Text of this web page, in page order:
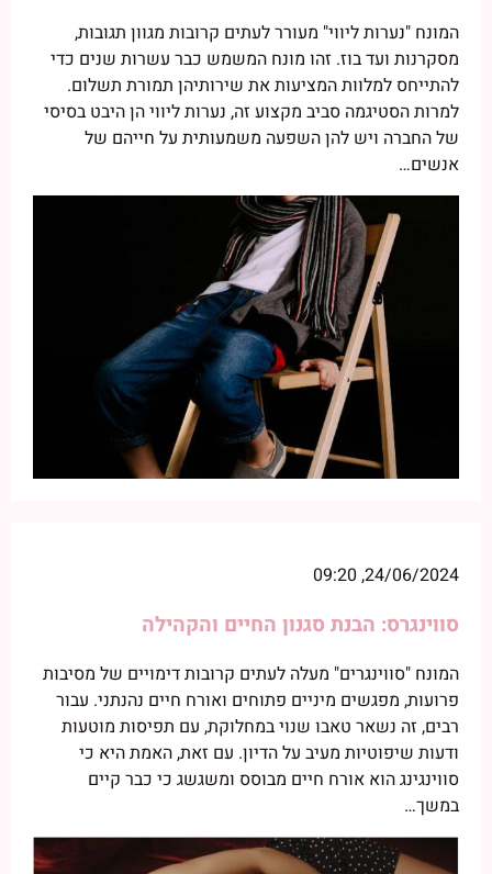
המונח "נערות ליווי" מעורר לעתים קרובות מגוון תגובות,
מסקרנות ועד בוז. זהו מונח המשמש כבר עשרות שנים כדי
להתייחס למלוות המציעות את שירותיהן תמורת תשלום.
למרות הסטיגמה סביב מקצוע זה, נערות ליווי הן היבט בסיסי
של החברה ויש להן השפעה משמעותית על חייהם של
אנשים…
24/06/2024, 09:20
סווינגרס: הבנת סגנון החיים והקהילה
המונח "סווינגרים" מעלה לעתים קרובות דימויים של מסיבות
פרועות, מפגשים מיניים פתוחים ואורח חיים נהנתני. עבור
רבים, זה נשאר טאבו שנוי במחלוקת, עם תפיסות מוטעות
ודעות שיפוטיות מעיב על הדיון. עם זאת, האמת היא כי
סווינגינג הוא אורח חיים מבוסס ומשגשג כי כבר קיים
במשך…